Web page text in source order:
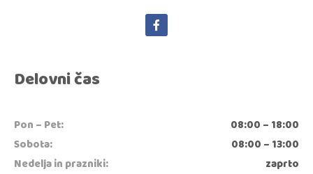
Delovni čas
Pon – Pet:
08:00 – 18:00
Sobota:
08:00 – 13:00
Nedelja in prazniki:
zaprto